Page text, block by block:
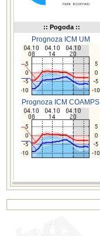
:: Pogoda ::
Prognoza ICM UM
Prognoza ICM COAMPS